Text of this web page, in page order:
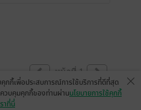
หน้าที่ 1
กกี้เพื่อประสบการณ์การใช้บริการที่ดีที่สุด
วบคุมคุกกี้ของท่านผ่านนโยบายการใช้คุกกี้
าที่นี่